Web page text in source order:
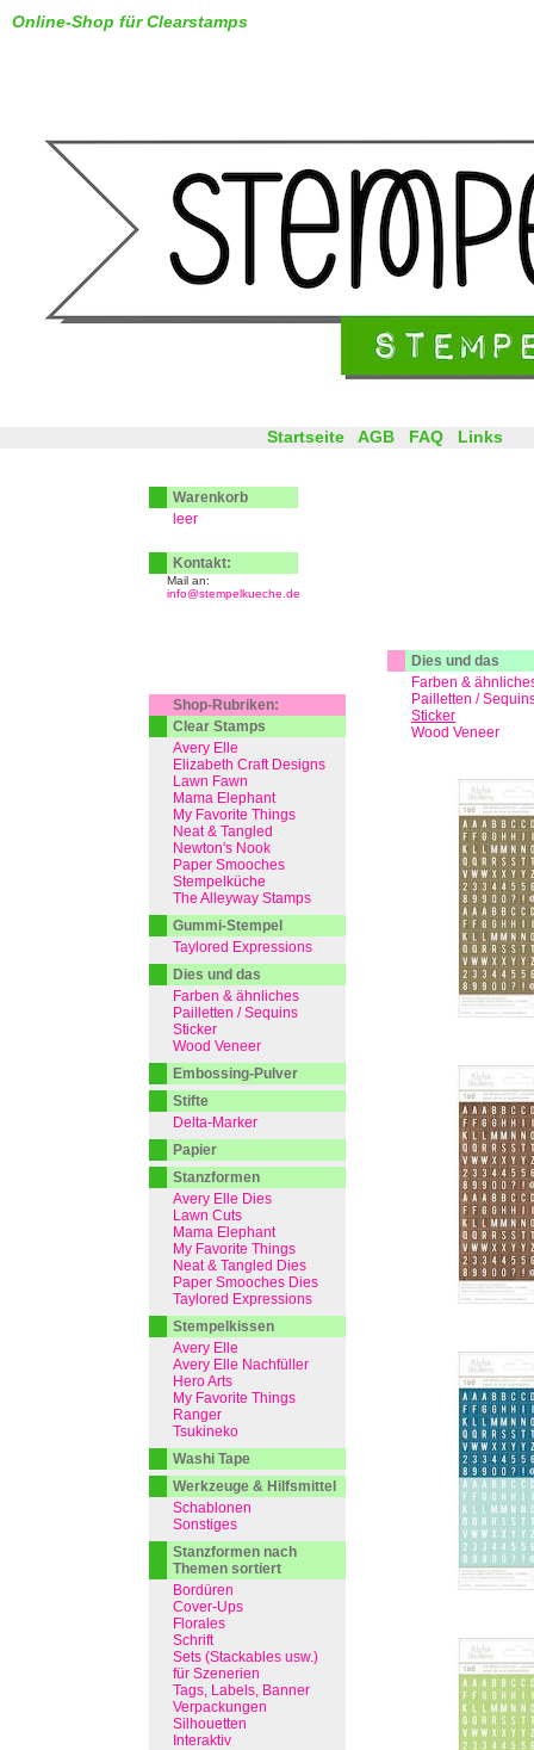
Online-Shop für Clearstamps
Dies und das
Farben &
Pailletten /
Sticker
Wood Veneer
Startseite AGB FAQ Links
Warenkorb
leer
Kontakt:
Mail an:
info@stempelkueche.de
Shop-Rubriken:
Clear Stamps
Avery Elle
Elizabeth Craft Designs
Lawn Fawn
Mama Elephant
My Favorite Things
Neat & Tangled
Newton's Nook
Paper Smooches
Stempelküche
The Alleyway Stamps
Gummi-Stempel
Taylored Expressions
Dies und das
Farben & ähnliches
Pailletten / Sequins
Sticker
Wood Veneer
Embossing-Pulver
Stifte
Delta-Marker
Papier
Stanzformen
Avery Elle Dies
Lawn Cuts
Mama Elephant
My Favorite Things
Neat & Tangled Dies
Paper Smooches Dies
Taylored Expressions
Stempelkissen
Avery Elle
Avery Elle Nachfüller
Hero Arts
My Favorite Things
Ranger
Tsukineko
Washi Tape
Werkzeuge & Hilfsmittel
Schablonen
Sonstiges
Stanzformen nach
Themen sortiert
Bordüren
Cover-Ups
Florales
Schrift
Sets (Stackables usw.)
für Szenerien
Tags, Labels, Banner
Verpackungen
Silhouetten
Interaktiv